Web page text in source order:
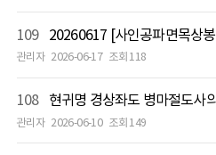
109 20260617 [사인공파면목상봉종친회]연
관리자 2026-06-17 조회 118
108 현귀명 경상좌도 병마절도사
관리자 2026-06-10 조회 149